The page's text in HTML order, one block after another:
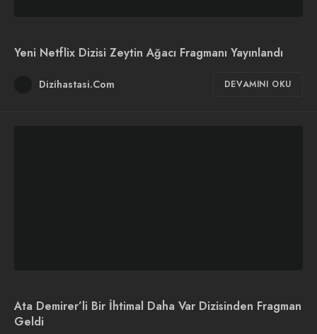
Yeni Netflix Dizisi Zeytin Ağacı Fragmanı Yayınlandı
Dizihastasi.Com DEVAMINI OKU
Ata Demirer’li Bir İhtimal Daha Var Dizisinden Fragman
Geldi